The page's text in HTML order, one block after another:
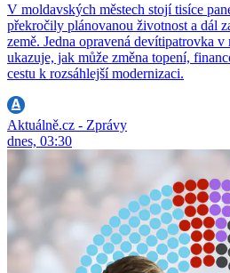
V moldavských městech stojí tisíce
překročily plánovanou životnost a dál
země. Jedna opravená devítipatrovka
ukazuje, jak může změna topení,
cestu k rozsáhlejší modernizaci.
Aktuálně.cz - Zprávy
dnes, 03:30